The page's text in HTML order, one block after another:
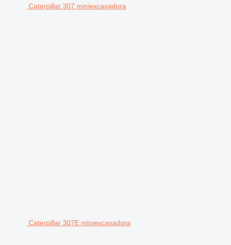
Caterpillar 307 miniexcavadora
Caterpillar 307E miniexcavadora